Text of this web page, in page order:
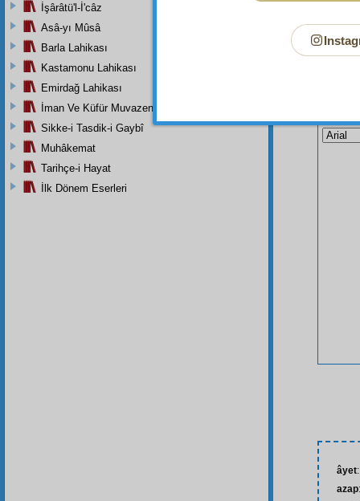
âyet
azap
İşârâtü'l-İ'câz
Asâ-yı Mûsâ
Barla Lahikası
Kastamonu Lahikası
Emirdağ Lahikası
İman Ve Küfür Muvazeneleri
Sikke-i Tasdik-i Gaybî
Muhâkemat
Tarihçe-i Hayat
İlk Dönem Eserleri